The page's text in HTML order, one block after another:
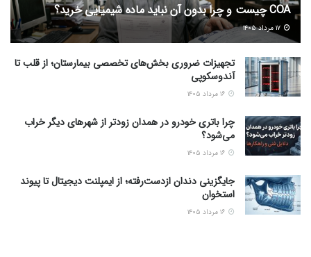
COA چیست و چرا بدون آن نباید ماده شیمیایی خرید؟
تجهیزات ضروری بخش‌های تخصصی بیمارستان؛ از قلب تا
آندوسکوپی
چرا باتری خودرو در همدان زودتر از شهرهای دیگر خراب
می‌شود؟
جایگزینی دندان ازدست‌رفته؛ از ایمپلنت دیجیتال تا پیوند
استخوان